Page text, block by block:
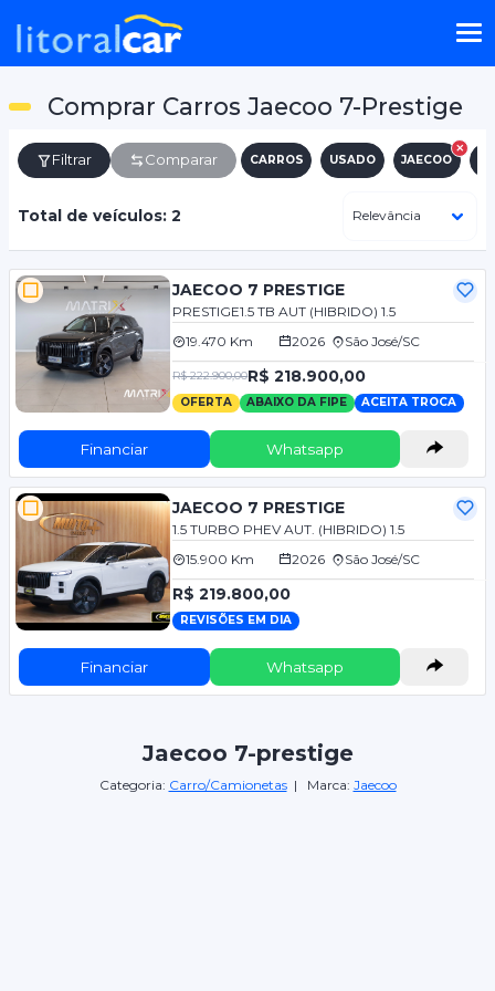
Comprar Carros Jaecoo 7-Prestige
Filtrar Comparar CARROS USADO JAECOO
Total de veículos: 2
JAECOO 7 PRESTIGE
PRESTIGE1.5 TB AUT (HIBRIDO) 1.5
19.470 Km
2026 São José/SC
R$ 222.900,00R$ 218.900,00
OFERTA ABAIXO DA FIPE ACEITA TROCA
Financiar Whatsapp
JAECOO 7 PRESTIGE
1.5 TURBO PHEV AUT. (HIBRIDO) 1.5
15.900 Km
2026 São José/SC
R$ 219.800,00
REVISÕES EM DIA
Financiar Whatsapp
Jaecoo 7-prestige
Categoria: Carro/Camionetas| Marca: Jaecoo